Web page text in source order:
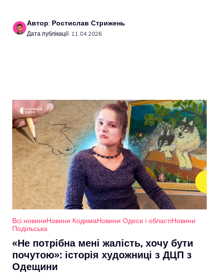
Автор: Ростислав Стрижень
Дата публікації: 11.04.2026
Всі новиниНовини КодимаНовини Одеси і областіНовини
Подільська
«Не потрібна мені жалість, хочу бути
почутою»: історія художниці з ДЦП з
Одещини